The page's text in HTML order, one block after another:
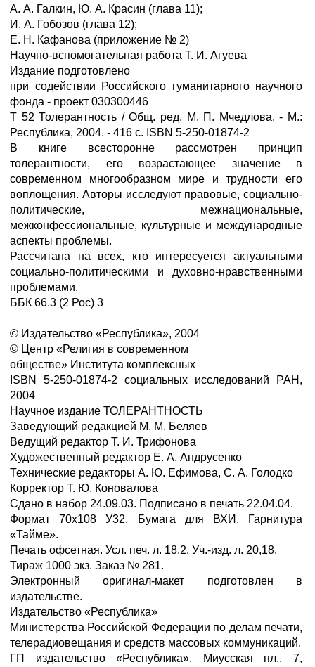
А. А. Галкин, Ю. А. Красин (глава 11);
И. А. Гобозов (глава 12);
Е. Н. Кафанова (приложение № 2)
Научно-вспомогательная работа Т. И. Агуева
Издание подготовлено
при содействии Российского гуманитарного научного
фонда - проект 030300446
Т 52 Толерантность / Общ. ред. М. П. Мчедлова. - М.:
Республика, 2004. - 416 с. ISBN 5-250-01874-2
В книге всесторонне рассмотрен принцип
толерантности, его возрастающее значение в
современном многообразном мире и трудности его
воплощения. Авторы исследуют правовые, социально-
политические, межнациональные,
межконфессиональные, культурные и международные
аспекты проблемы.
Рассчитана на всех, кто интересуется актуальными
социально-политическими и духовно-нравственными
проблемами.
ББК 66.3 (2 Рос) 3
© Издательство «Республика», 2004
© Центр «Религия в современном
обществе» Института комплексных
ISBN 5-250-01874-2 социальных исследований РАН,
2004
Научное издание ТОЛЕРАНТНОСТЬ
Заведующий редакцией М. М. Беляев
Ведущий редактор Т. И. Трифонова
Художественный редактор Е. А. Андрусенко
Технические редакторы А. Ю. Ефимова, С. А. Голодко
Корректор Т. Ю. Коновалова
Сдано в набор 24.09.03. Подписано в печать 22.04.04.
Формат 70x108 У32. Бумага для ВХИ. Гарнитура
«Тайме».
Печать офсетная. Усл. печ. л. 18,2. Уч.-изд. л. 20,18.
Тираж 1000 экз. Заказ № 281.
Электронный оригинал-макет подготовлен в
издательстве.
Издательство «Республика»
Министерства Российской Федерации по делам печати,
телерадиовещания и средств массовых коммуникаций.
ГП издательство «Республика». Миусская пл., 7,